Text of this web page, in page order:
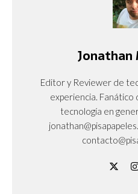
Jonathan
Editor y Reviewer de
experiencia. Fanático
tecnología en